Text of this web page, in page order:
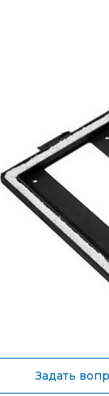
Задать